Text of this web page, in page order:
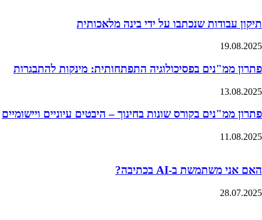
תיקון עבודות שנכתבו על ידי בינה מלאכותית
19.08.2025
פתרון ממ"נים בפסיכולוגיה התפתחותית: מינקות להתבגרות
13.08.2025
פתרון ממ"נים בקורס שונות בחינוך – היבטים עיוניים ויישומיים
11.08.2025
האם אני משתמשת ב-AI בכתיבה?
28.07.2025